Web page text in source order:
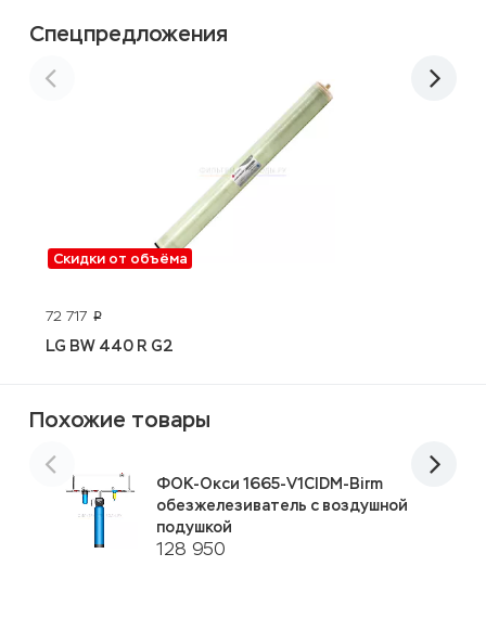
Спецпредложения
Скидки от объёма
72 717 p
LG BW 440 R G2
Похожие товары
128 950
ФОК-Окси 1665-V1CIDM-Birm
обезжелезиватель с воздушной
подушкой